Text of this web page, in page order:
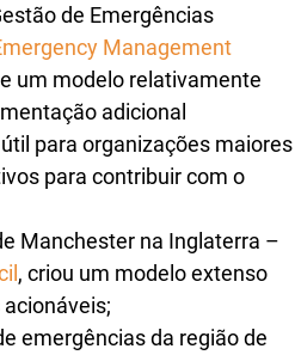
de Emergências
Management
um modelo relativamente
adicional
para organizações maiores
para contribuir com o
Manchester na Inglaterra –
, criou um modelo extenso
emergências da região de